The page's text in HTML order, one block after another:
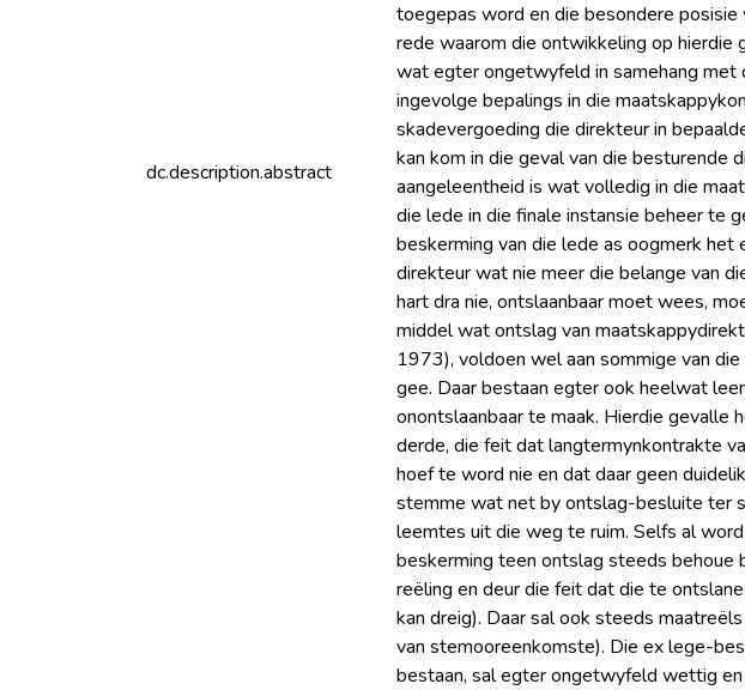
dc.description.abstract
toegepas word en die besondere posisie
rede waarom die ontwikkeling op hierdie
wat egter ongetwyfeld in samehang
ingevolge bepalings in die
skadevergoeding die direkteur in
kan kom in die geval van die besturende
aangeleentheid is wat volledig in die
die lede in die finale instansie beheer te
beskerming van die lede as oogmerk
direkteur wat nie meer die belange van
hart dra nie, ontslaanbaar moet wees,
middel wat ontslag van
1973), voldoen wel aan sommige van
gee. Daar bestaan egter ook heelwat
onontslaanbaar te maak. Hierdie gevalle
derde, die feit dat langtermynkontrakte
hoef te word nie en dat daar geen
stemme wat net by ontslag-besluite ter
leemtes uit die weg te ruim. Selfs al
beskerming teen ontslag steeds behoue
reëling en deur die feit dat die te
kan dreig). Daar sal ook steeds
van stemooreenkomste). Die ex lege-
bestaan, sal egter ongetwyfeld wettig